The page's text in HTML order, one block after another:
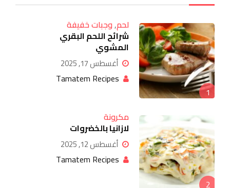
لحم,وجبات خفيفة
شرائح اللحم البقري
المشوي
أغسطس 17, 2025
Tamatem Recipes
مكرونة
لازانيا بالخضروات
أغسطس 12, 2025
Tamatem Recipes